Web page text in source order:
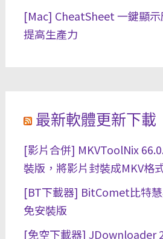
[Mac] CheatSheet 一鍵顯示
提高生產力
最新軟體更新下載
[影片合併] MKVToolNix
裝版，將影片封裝成MKV格
[BT下載器] BitComet比特
免安裝版
[免空下載器] JDownloader